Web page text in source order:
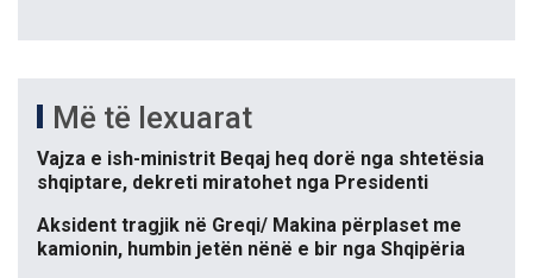
Më të lexuarat
Vajza e ish-ministrit Beqaj heq dorë nga shtetësia
shqiptare, dekreti miratohet nga Presidenti
Aksident tragjik në Greqi/ Makina përplaset me
kamionin, humbin jetën nënë e bir nga Shqipëria